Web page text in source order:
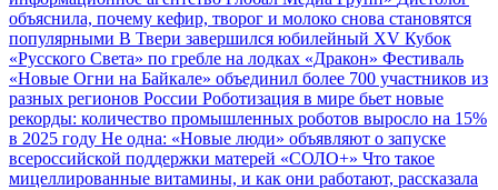
объяснила, почему кефир, творог и молоко снова становятся
популярными В Твери завершился юбилейный XV Кубок
«Русского Света» по гребле на лодках «Дракон» Фестиваль
«Новые Огни на Байкале» объединил более 700 участников из
разных регионов России Роботизация в мире бьет новые
рекорды: количество промышленных роботов выросло на 15%
в 2025 году Не одна: «Новые люди» объявляют о запуске
всероссийской поддержки матерей «СОЛО+» Что такое
мицеллированные витамины, и как они работают, рассказала